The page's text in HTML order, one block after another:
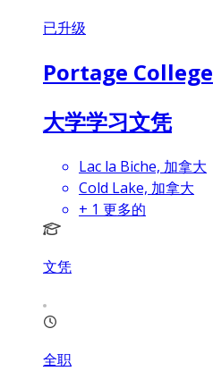
已升级
Portage College
大学学习文凭
Lac la Biche, 加拿大
Cold Lake, 加拿大
+ 1 更多的
文凭
全职